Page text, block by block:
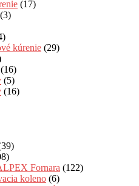
(17)
(3)
kúrenie (29)
(16)
(5)
(16)
Fornara (122)
koleno (6)